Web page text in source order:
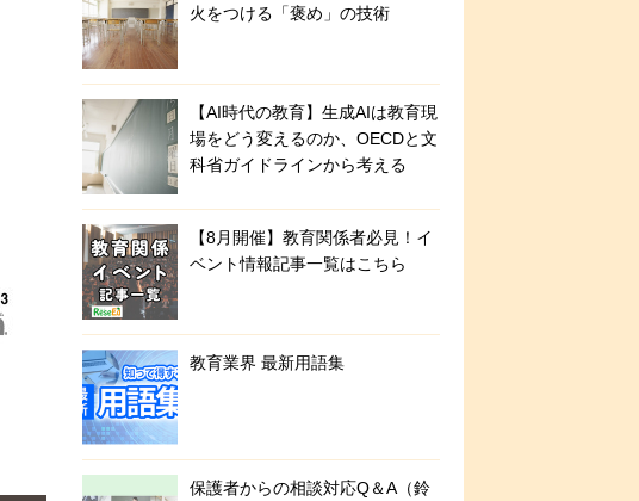
火をつける「褒め」の技術
【AI時代の教育】生成AIは教育現
場をどう変えるのか、OECDと文
科省ガイドラインから考える
【8月開催】教育関係者必見！イ
ベント情報記事一覧はこちら
教育業界 最新用語集
保護者からの相談対応Q＆A（鈴